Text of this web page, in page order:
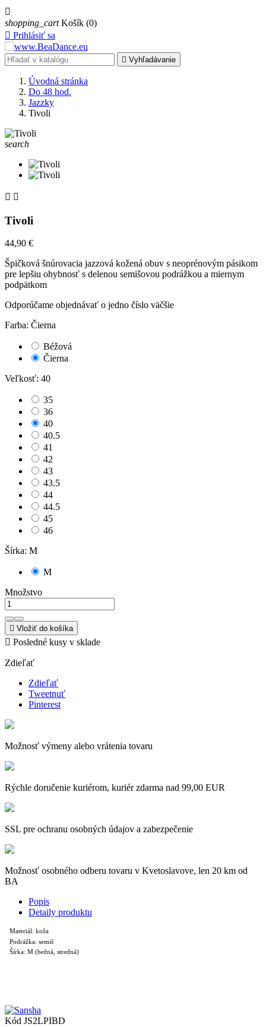

shopping_cart Košík (0)
 Prihlásiť sa
 Vyhľadávanie
Úvodná stránka
Do 48 hod.
Jazzky
Tivoli
search
 
Tivoli
44,90 €
Špičková šnúrovacia jazzová kožená obuv s neoprénovým pásikom
pre lepšiu ohybnosť s delenou semišovou podrážkou a miernym
podpätkom
Odporúčame objednávať o jedno číslo väčšie
Farba: Čierna
Béžová
Čierna
Veľkosť: 40
35
36
40
40.5
41
42
43
43.5
44
44.5
45
46
Šírka: M
M
Množstvo
 Vložiť do košíka
 Posledné kusy v sklade
Zdieľať
Zdieľať
Tweetnuť
Pinterest
Možnosť výmeny alebo vrátenia tovaru
Rýchle doručenie kuriérom, kuriér zdarma nad 99,00 EUR
SSL pre ochranu osobných údajov a zabezpečenie
Možnosť osobného odberu tovaru v Kvetoslavove, len 20 km od
BA
Popis
Detaily produktu
Materiál: koža
Podrážka: semiš
Šírka: M (bežná, stredná)
Kód JS2LPIBD